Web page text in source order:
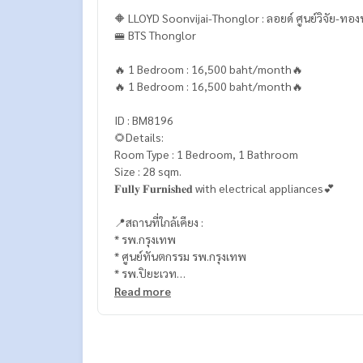
🔶 LLOYD Soonvijai-Thonglor : ลอยด์ ศูนย์วิจัย-ทอ
🚝 BTS Thonglor
🔥 1 Bedroom : 16,500 baht/month🔥
🔥 1 Bedroom : 16,500 baht/month🔥
ID : BM8196
🌻Details:
Room Type : 1 Bedroom, 1 Bathroom
Size : 28 sqm.
𝐅𝐮𝐥𝐥𝐲 𝐅𝐮𝐫𝐧𝐢𝐬𝐡𝐞𝐝 with electrical appliances💕
📍สถานที่ใกล้เคียง :
* รพ.กรุงเทพ
* ศูนย์ทันตกรรม รพ.กรุงเทพ
* รพ.ปิยะเวท
* เซ็นทรัล พระราม 9
Read more